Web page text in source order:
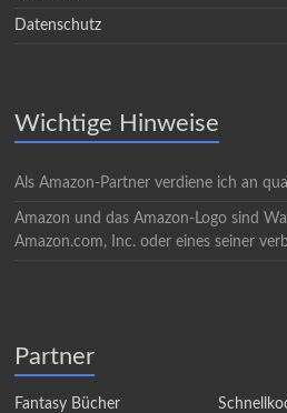
Datenschutz
Wichtige Hinweise
Als Amazon-Partner verdiene ich an
Amazon und das Amazon-Logo sind
Amazon.com, Inc. oder eines seiner
Partner
Fantasy Bücher